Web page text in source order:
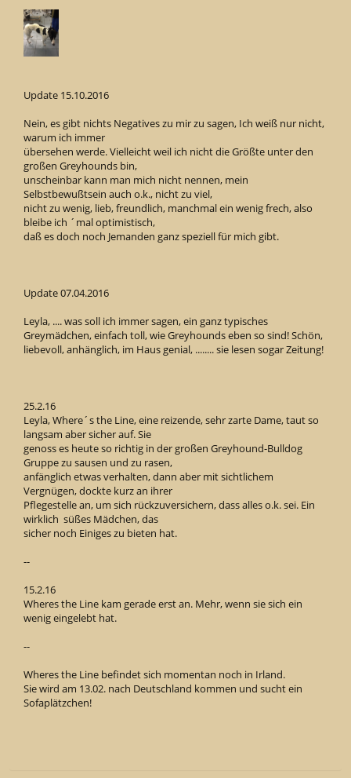
Update 15.10.2016
Nein, es gibt nichts Negatives zu mir zu sagen, Ich weiß nur nicht,
warum ich immer
übersehen werde. Vielleicht weil ich nicht die Größte unter den
großen Greyhounds bin,
unscheinbar kann man mich nicht nennen, mein
Selbstbewußtsein auch o.k., nicht zu viel,
nicht zu wenig, lieb, freundlich, manchmal ein wenig frech, also
bleibe ich ´mal optimistisch,
daß es doch noch Jemanden ganz speziell für mich gibt.
Update 07.04.2016
Leyla, .... was soll ich immer sagen, ein ganz typisches
Greymädchen, einfach toll, wie Greyhounds eben so sind! Schön,
liebevoll, anhänglich, im Haus genial, ........ sie lesen sogar Zeitung!
25.2.16
Leyla, Where´s the Line, eine reizende, sehr zarte Dame, taut so
langsam aber sicher auf. Sie
genoss es heute so richtig in der großen Greyhound-Bulldog
Gruppe zu sausen und zu rasen,
anfänglich etwas verhalten, dann aber mit sichtlichem
Vergnügen, dockte kurz an ihrer
Pflegestelle an, um sich rückzuversichern, dass alles o.k. sei. Ein
wirklich süßes Mädchen, das
sicher noch Einiges zu bieten hat.
--
15.2.16
Wheres the Line kam gerade erst an. Mehr, wenn sie sich ein
wenig eingelebt hat.
--
Wheres the Line befindet sich momentan noch in Irland.
Sie wird am 13.02. nach Deutschland kommen und sucht ein
Sofaplätzchen!